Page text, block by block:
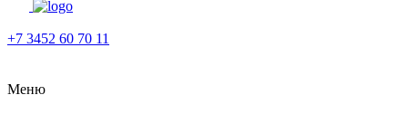
+7 3452 60 70 11
Меню